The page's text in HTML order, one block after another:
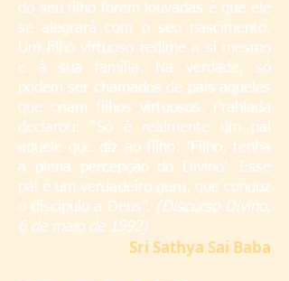
do seu filho forem louvadas é que ele
se alegrará com o seu nascimento.
Um filho virtuoso redime a si mesmo
e à sua família. Na verdade, só
podem ser chamados de pais aqueles
que criam filhos virtuosos. Prahlada
declarou: “Só é realmente um pai
aquele que diz ao filho: ‘Filho, tenha
a plena percepção do Divino’. Esse
pai é um verdadeiro guru, que conduz
o discípulo a Deus”. (Discurso Divino,
6 de maio de 1992)
Sri Sathya Sai Baba